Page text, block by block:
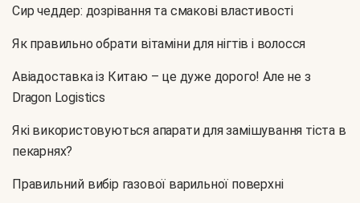
Сир чеддер: дозрівання та смакові властивості
Як правильно обрати вітаміни для нігтів і волосся
Авіадоставка із Китаю – це дуже дорого! Але не з
Dragon Logistics
Які використовуються апарати для замішування тіста в
пекарнях?
Правильний вибір газової варильної поверхні